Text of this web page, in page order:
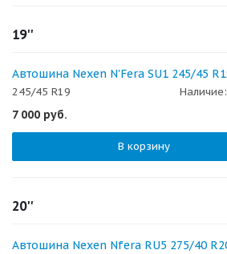
19''
Автошина Nexen N'Fera SU1 245/45
245/45 R19 Наличие:
7 000 руб.
В корзину
20''
Автошина Nexen Nfera RU5 275/40